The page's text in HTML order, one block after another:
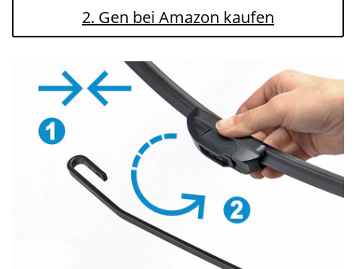
2. Gen bei Amazon kaufen